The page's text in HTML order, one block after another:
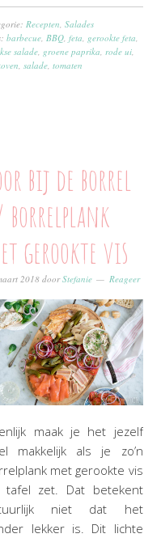
Recepten ,Salades
barbecue BBQ ,feta gerookte feta
salade groene paprika rode ui
,salade ,tomaten
bij de borrel
gerookte vis
2018 doorStefanie Reageer
maak je het jezelf
makkelijk als je zo’n
met gerookte vis
tafel zet. Dat betekent
niet dat het
lekker is. Dit lichte